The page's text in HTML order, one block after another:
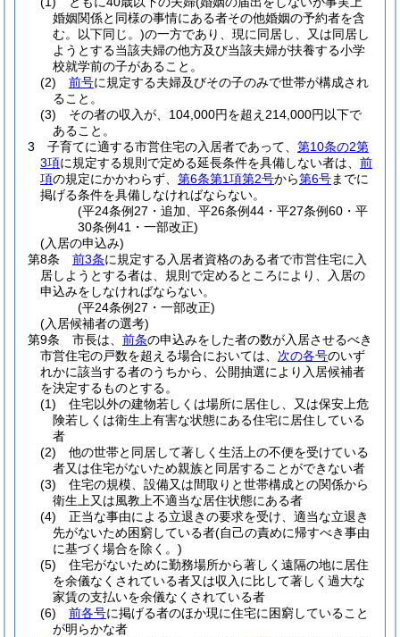
婚姻関係と同様の事情にある者その他婚姻の予約者を含
む。以下同じ。)の一方であり、現に同居し、又は同居し
ようとする当該夫婦の他方及び当該夫婦が扶養する小学
校就学前の子があること。
(2)
前号に規定する夫婦及びその子のみで世帯が構成され
ること。
(3)
その者の収入が、104,000円を超え214,000円以下で
あること。
3
子育てに適する市営住宅の入居者であって、 第10条の2第
3項に規定する規則で定める延長条件を具備しない者は、 前
項の規定にかかわらず、 第6条第1項第2号から第6号までに
掲げる条件を具備しなければならない。
(平24条例27・追加、平26条例44・平27条例60・平
30条例41・一部改正)
(入居の申込み)
第8条
前3条に規定する入居者資格のある者で市営住宅に入
居しようとする者は、規則で定めるところにより、入居の
申込みをしなければならない。
(平24条例27・一部改正)
(入居候補者の選考)
第9条
市長は、 前条の申込みをした者の数が入居させるべき
市営住宅の戸数を超える場合においては、 次の各号のいず
れかに該当する者のうちから、公開抽選により入居候補者
を決定するものとする。
(1)
住宅以外の建物若しくは場所に居住し、又は保安上危
険若しくは衛生上有害な状態にある住宅に居住している
者
(2)
他の世帯と同居して著しく生活上の不便を受けている
者又は住宅がないため親族と同居することができない者
(3)
住宅の規模、設備又は間取りと世帯構成との関係から
衛生上又は風教上不適当な居住状態にある者
(4)
正当な事由による立退きの要求を受け、適当な立退き
先がないため困窮している者(自己の責めに帰すべき事由
に基づく場合を除く。)
(5)
住宅がないために勤務場所から著しく遠隔の地に居住
を余儀なくされている者又は収入に比して著しく過大な
家賃の支払いを余儀なくされている者
(6)
前各号に掲げる者のほか現に住宅に困窮していること
が明らかな者